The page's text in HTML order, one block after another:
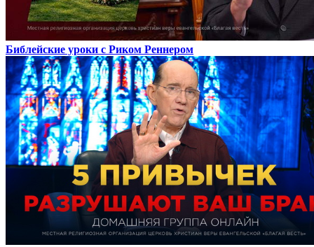
Библейские уроки с Риком Реннером